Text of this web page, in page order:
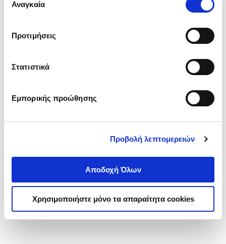
ενδιαφέρουν και να επιλέξετε από τα παρακάτω με την
΄΄και να ενημερωθείτε σχετικά με
συγκατάθεσης
Αναγκαία
Προτιμήσεις
Στατιστικά
Εμπορικής προώθησης
Προβολή λεπτομερειών
Αποδοχή Όλων
Χρησιμοποιήστε μόνο τα απαραίτητα cookies